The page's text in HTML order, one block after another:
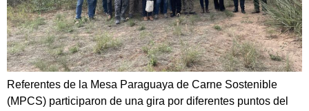
Referentes de la Mesa Paraguaya de Carne Sostenible
(MPCS) participaron de una gira por diferentes puntos del